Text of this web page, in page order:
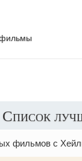
фильмы
Список
фильмов с